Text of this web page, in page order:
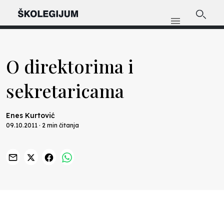
O direktorima i
sekretaricama
Enes Kurtović
09.10.2011 · 2 min čitanja